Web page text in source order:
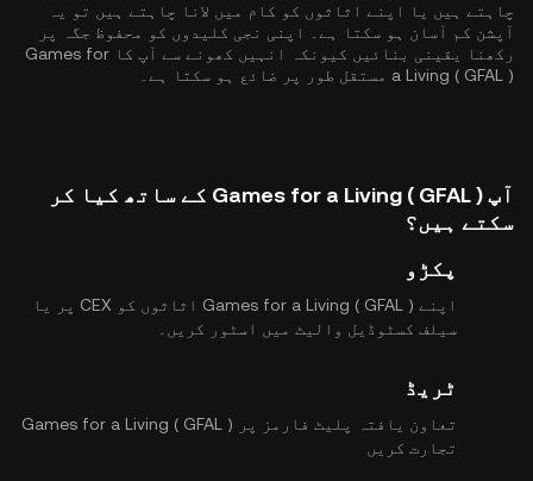
چاہتے ہیں یا اپنے اثاثوں کو کام میں لانا چاہتے ہیں تو یہ
آپشن کم آسان ہو سکتا ہے۔ اپنی نجی کلیدوں کو محفوظ جگہ پر
رکھنا یقینی بنائیں کیونکہ انہیں کھونے سے آپ کا Games for
a Living ( GFAL ) مستقل طور پر ضائع ہو سکتا ہے۔
آپ Games for a Living ( GFAL ) کے ساتھ کیا کر
سکتے ہیں؟
پکڑو
اپنے Games for a Living ( GFAL ) اثاثوں کو CEX پر یا
سیلف کسٹوڈیل والیٹ میں اسٹور کریں۔
ٹریڈ
تعاون یافتہ پلیٹ فارمز پر Games for a Living ( GFAL )
تجارت کریں